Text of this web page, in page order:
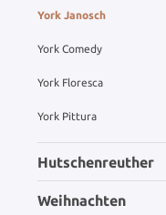
York Janosch
York Comedy
York Floresca
York Pittura
Hutschenreuther
Weihnachten